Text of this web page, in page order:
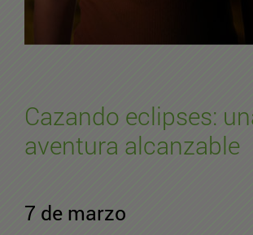
Cazando eclipses:
aventura alcanzable
7 de marzo